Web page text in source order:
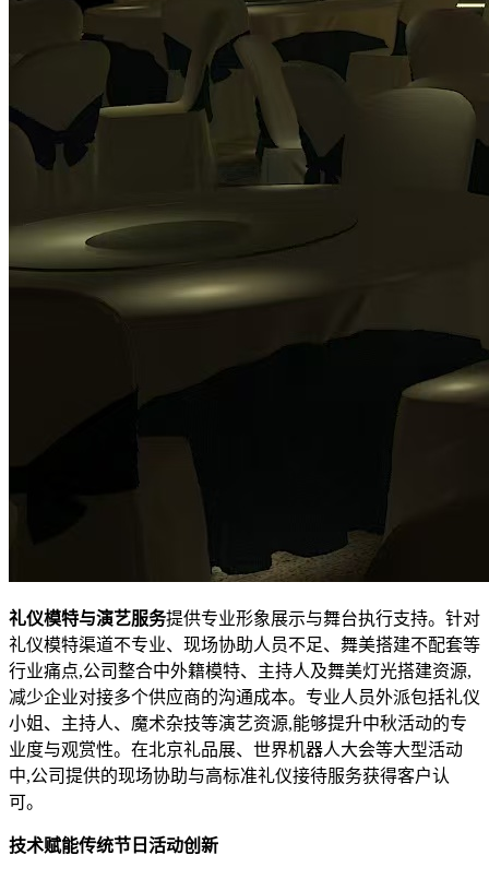
礼仪模特与演艺服务提供专业形象展示与舞台执行支持。针对
礼仪模特渠道不专业、现场协助人员不足、舞美搭建不配套等
行业痛点,公司整合中外籍模特、主持人及舞美灯光搭建资源,
减少企业对接多个供应商的沟通成本。专业人员外派包括礼仪
小姐、主持人、魔术杂技等演艺资源,能够提升中秋活动的专
业度与观赏性。在北京礼品展、世界机器人大会等大型活动
中,公司提供的现场协助与高标准礼仪接待服务获得客户认
可。
技术赋能传统节日活动创新